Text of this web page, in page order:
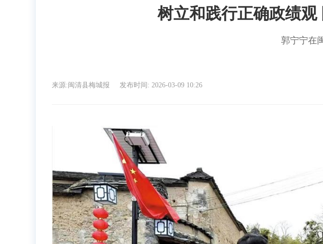
树立和践行正确政绩
郭宁宁在
来源:闽清县梅城报 发布时间: 2026-03-09 10:26